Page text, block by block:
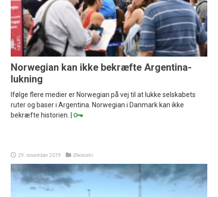
Norwegian kan ikke bekræfte Argentina-
lukning
Ifølge flere medier er Norwegian på vej til at lukke selskabets
ruter og baser i Argentina. Norwegian i Danmark kan ikke
bekræfte historien. |
29. november 2019 Økonomi